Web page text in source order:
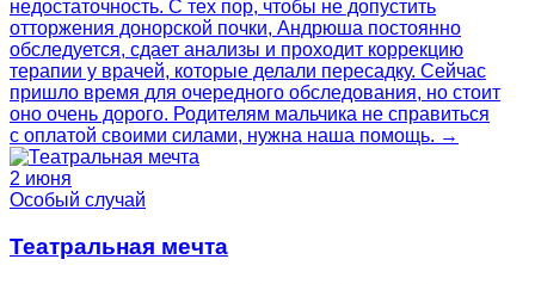
недостаточность. С тех пор, чтобы не допустить
отторжения донорской почки, Андрюша постоянно
обследуется, сдает анализы и проходит коррекцию
терапии у врачей, которые делали пересадку. Сейчас
пришло время для очередного обследования, но стоит
оно очень дорого. Родителям мальчика не справиться
с оплатой своими силами, нужна наша помощь. →
2 июня
Особый случай
Театральная мечта